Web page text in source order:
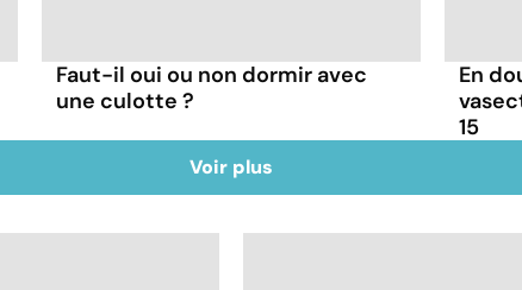
Faut-il oui ou non dormir avec
une culotte ?
En
15
Voir plus